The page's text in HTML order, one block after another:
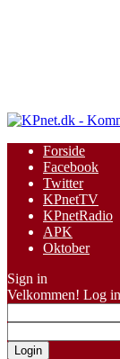
Forside
Facebook
Twitter
KPnetTV
KPnetRadio
APK
Oktober
Sign in
Velkommen! Log